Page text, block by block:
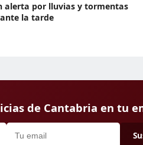
alerta por lluvias y tormentas
la tarde
de Cantabria en tu